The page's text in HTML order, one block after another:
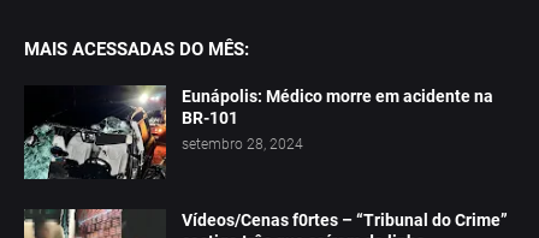
MAIS ACESSADAS DO MÊS:
Eunápolis: Médico morre em acidente na
BR-101
setembro 28, 2024
Vídeos/Cenas f0rtes – “Tribunal do Crime”